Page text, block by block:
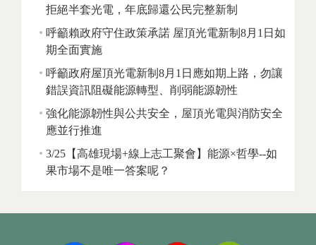
拒絕半套光電，年底歸還公民完整新制
呼籲賴政府守住政策承諾 屋頂光電新制8月1日如
期全面實施
呼籲政府屋頂光電新制8月1日應如期上路，勿讓
錯誤資訊阻礙能源轉型、削弱能源韌性
強化能源韌性與公共安全，屋頂光電與消防安全
應並行推進
3/25【高雄現場+線上志工聚會】能源×哲學--如
果市場不是唯一答案呢？